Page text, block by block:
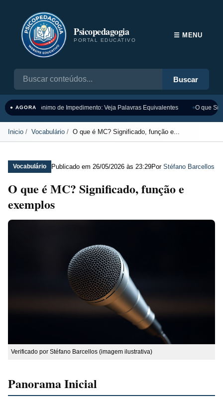
Psicopedagogia
PORTAL EDUCATIVO
Buscar
☰ MENU
● AGORASinônimo de Impedimento: Veja Palavras Equivalentes O que
Inicio Vocabulário O que é MC? Significado, função e...
Vocabulário Publicado em 26/05/2026 às 23:29Por Stéfano Barcellos
O que é MC? Significado, função e
exemplos
Verificado por Stéfano Barcellos (imagem ilustrativa)
Panorama Inicial